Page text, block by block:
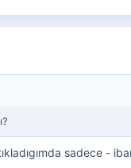
sadece -